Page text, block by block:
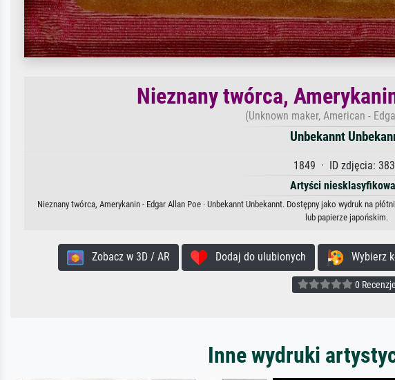
Nieznany twórca,
(Unknown maker, American -
Unbekannt
1849 · ID zdjęcia:
Artyści
Nieznany twórca, Amerykanin - Edgar Allan Poe · Unbekannt Unbekannt. Dostępny jako wydruk na
lub papierze japońskim.
Zobacz w 3D / AR Dodaj do ulubionych Wybierz
0 Recenzje
Inne wydruki